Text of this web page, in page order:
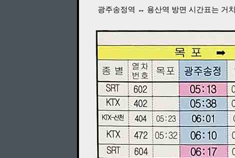
광주송정역 ↔ 용산역 방면 시간표는 거